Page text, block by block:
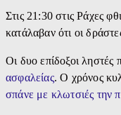
Στις 21:30 στις Ράχες
κατάλαβαν ότι οι
Οι δυο επίδοξοι ληστές
ασφαλείας. Ο χρόνος
σπάνε με κλωτσιές την